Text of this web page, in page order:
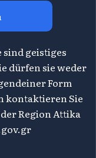
sind geistiges
dürfen sie weder
Form
kontaktieren Sie
Region Attika